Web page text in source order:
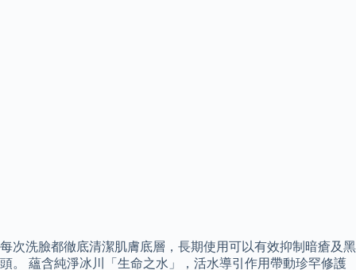
每次洗臉都徹底清潔肌膚底層，長期使用可以有效抑制暗瘡及黑
頭。 蘊含純淨冰川「生命之水」，活水導引作用帶動珍罕修護